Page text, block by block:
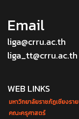
Email
liga@crru.ac.th
liga_tt@crru.ac.th
WEB LINKS
มหาวิทยาลัยราชภัฏเชียงราย
คณะครุศาสตร์